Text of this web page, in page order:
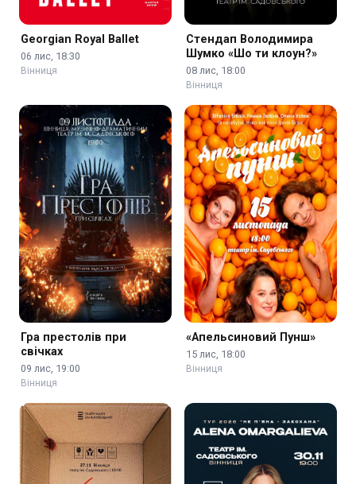
Georgian Royal Ballet
06 лис, 18:30
Вінниця
Стендап Володимира
Шумко «Шо ти клоун?»
08 лис, 18:00
Вінниця
Гра престолів при
свічках
09 лис, 19:00
Вінниця
«Апельсиновий Пунш»
15 лис, 18:00
Вінниця